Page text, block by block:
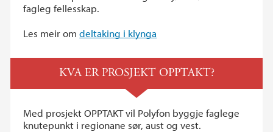
fagleg fellesskap.
Les meir omdeltaking i klynga
KVA ER PROSJEKT OPPTAKT?
Med prosjekt OPPTAKT vil Polyfon byggje faglege
knutepunkt i regionane sør, aust og vest.